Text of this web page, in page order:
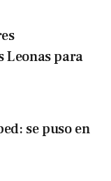
Leonas para
se puso en